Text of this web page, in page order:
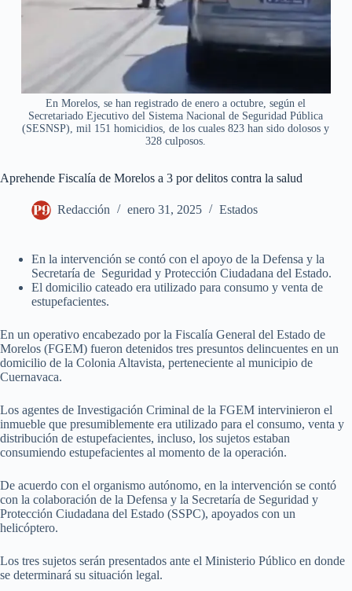
En Morelos, se han registrado de enero a octubre, según el
Secretariado Ejecutivo del Sistema Nacional de Seguridad Pública
(SESNSP), mil 151 homicidios, de los cuales 823 han sido dolosos y
328 culposos.
Aprehende Fiscalía de Morelos a 3 por delitos contra la salud
Redacción enero 31, 2025 Estados
En la intervención se contó con el apoyo de la Defensa y la
Secretaría de Seguridad y Protección Ciudadana del Estado.
El domicilio cateado era utilizado para consumo y venta de
estupefacientes.
En un operativo encabezado por la Fiscalía General del Estado de
Morelos (FGEM) fueron detenidos tres presuntos delincuentes en un
domicilio de la Colonia Altavista, perteneciente al municipio de
Cuernavaca.
Los agentes de Investigación Criminal de la FGEM intervinieron el
inmueble que presumiblemente era utilizado para el consumo, venta y
distribución de estupefacientes, incluso, los sujetos estaban
consumiendo estupefacientes al momento de la operación.
De acuerdo con el organismo autónomo, en la intervención se contó
con la colaboración de la Defensa y la Secretaría de Seguridad y
Protección Ciudadana del Estado (SSPC), apoyados con un
helicóptero.
Los tres sujetos serán presentados ante el Ministerio Público en donde
se determinará su situación legal.